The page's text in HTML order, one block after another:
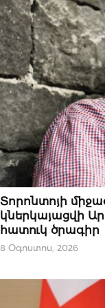
ԱԶԳԱՅԻՆ
Տորոնտոյի
կներկայացվի
հատուկ ծրագիր
8 Օգոստոս, 2026